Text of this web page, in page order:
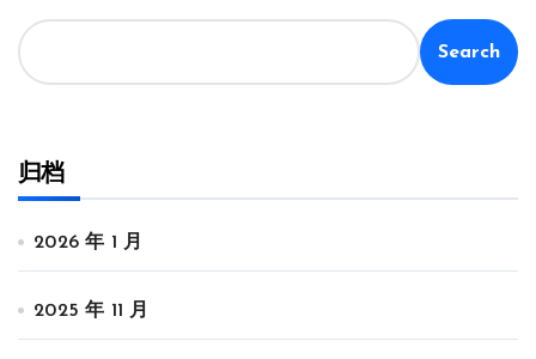
Search
归档
2026 年 1 月
2025 年 11 月